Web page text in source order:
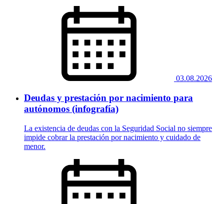
03.08.2026
Deudas y prestación por nacimiento para
autónomos (infografía)
La existencia de deudas con la Seguridad Social no siempre
impide cobrar la prestación por nacimiento y cuidado de
menor.